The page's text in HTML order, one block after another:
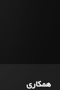
همکاری